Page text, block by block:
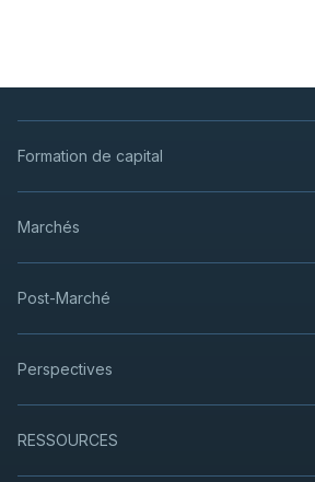
Formation de capital
Marchés
Post-Marché
Perspectives
RESSOURCES